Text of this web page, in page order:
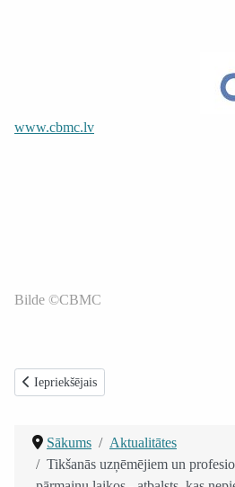
www.cbmc.lv
Bilde ©CBMC
Iepriekšējais raksts: Diabēta pacientam
Iepriekšējais
Sākums
Aktualitātes
Tikšanās uzņēmējiem un